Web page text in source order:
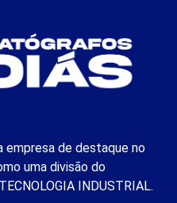
empresa de destaque no
uma divisão do
INDUSTRIAL.